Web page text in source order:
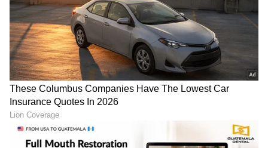
ಅಡುಗೆ ಬರದವರೂ ಚಿಟಿಕೆ
ಹೊಡೆಯುವಷ್ಟರಲ್ಲಿ
ಮಾಡಬಹುದಾದ ಸೂಪರ್ ಟೇಸ್ಟಿ
ಇದೊಂದು ಟ್ರಿಕ್‌ ಇದ್ರೆ ಸಾಕು..
ಮನೆ ಹತ್ರ ಇಲಿ ಸುಳಿಯೋದೂ